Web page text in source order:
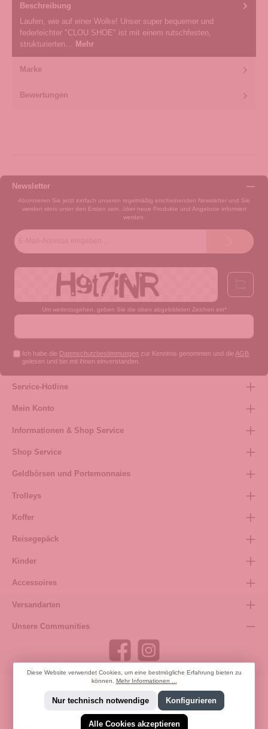
Beschreibung
Laufen, wie auf einer Wolke! Unser super bequemer und
federleichter "CLOU SHOE" ist mit einem rutschfesten,
strukturierten… Mehr
Marke
Bewertungen
Newsletter
Abonnieren Sie jetzt einfach unseren regelmäßig erscheinenden Newsletter und Sie
werden stets unter den Ersten sein, über neue Produkte und Angebote informiert
werden.
Um weiterzugehen, geben Sie die oben abgebildeten Zeichen ein*
Ich habe die Datenschutzbestimmungen zur Kenntnis genommen und die AGB
gelesen und bin mit ihnen einverstanden.
Service-Hotline
Mein Konto
Informationen & Shop Service
Shop Service
Geldbörsen und Portemonnaies
Trolleys
Koffer
Reisegepäck
Kinder
Accessoires
Versandarten
Unsere Communities
Bestellung widerrufen
Diese Website verwendet Cookies, um eine bestmögliche Erfahrung bieten zu
können. Mehr Informationen ...
Nur technisch notwendige Konfigurieren
Alle Cookies akzeptieren